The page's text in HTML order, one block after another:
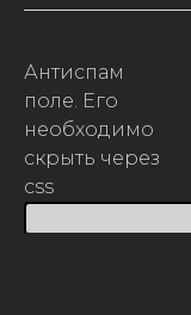
Антиспам
поле. Его
необходимо
скрыть через
css